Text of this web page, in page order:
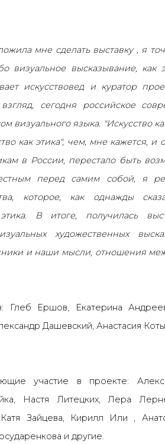
мне сделать выставку , я
визуальное высказывание,
искусствовед и куратор
сегодня российское
визуального языка. "Искусство
как этика", чем, мне кажется, и
в России, перестало быть
перед самим собой, я
которое, как однажды
В итоге, получилась
художественных
и наши мысли, отношения
Глеб Ершов, Екатерина
Дашевский, Анастасия
участие в проекте:
Настя Литецких, Лера
Катя Зайцева, Кирилл Или ,
и другие.